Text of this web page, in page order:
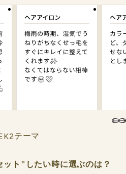
テーマ
ト"したい時に選ぶのは？